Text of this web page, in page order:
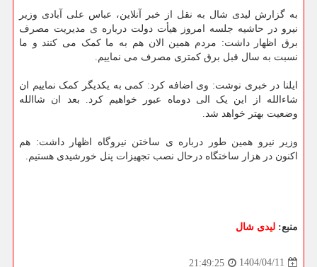
به گزارش لیدی شال به نقل از خبر آنلاین، عباس علی آبادی وزیر
نیرو در حاشیه جلسه امروز هیأت دولت درباره ی مدیریت مصرف
برق اظهار داشت: مردم همین الان هم به ما کمک می کنند و ما
نسبت به سال قبل برق کمتری مصرف می نماییم.
ایلنا در خبری نوشت: وی اضافه کرد: کمی به یکدیگر کمک نماییم ان
شاءالله از این یک الی دوماه عبور خواهیم کرد. بعد ان شاالله
وضعیت بهتر خواهد شد.
وزیر نیرو همین طور درباره ی ساختن نیروگاه اظهار داشت: هم
اکنون در هزار ساختگاه درحال نصب تجهیزات پنل خورشیدی هستیم.
منبع: لیدی شال
1404/04/11
21:49:25